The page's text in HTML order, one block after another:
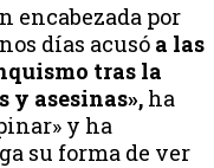
encabezada por
días acusó a las
tras la
y asesinas», ha
y ha
su forma de ver